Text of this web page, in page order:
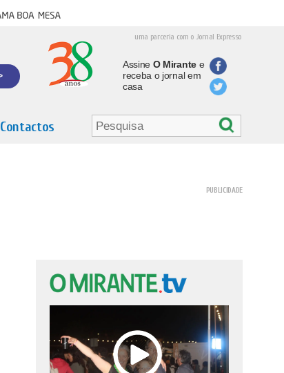
boa mesa
uma parceria com o Jornal Expresso
Assine O Mirantee
receba o jornal em
casa
Contactos